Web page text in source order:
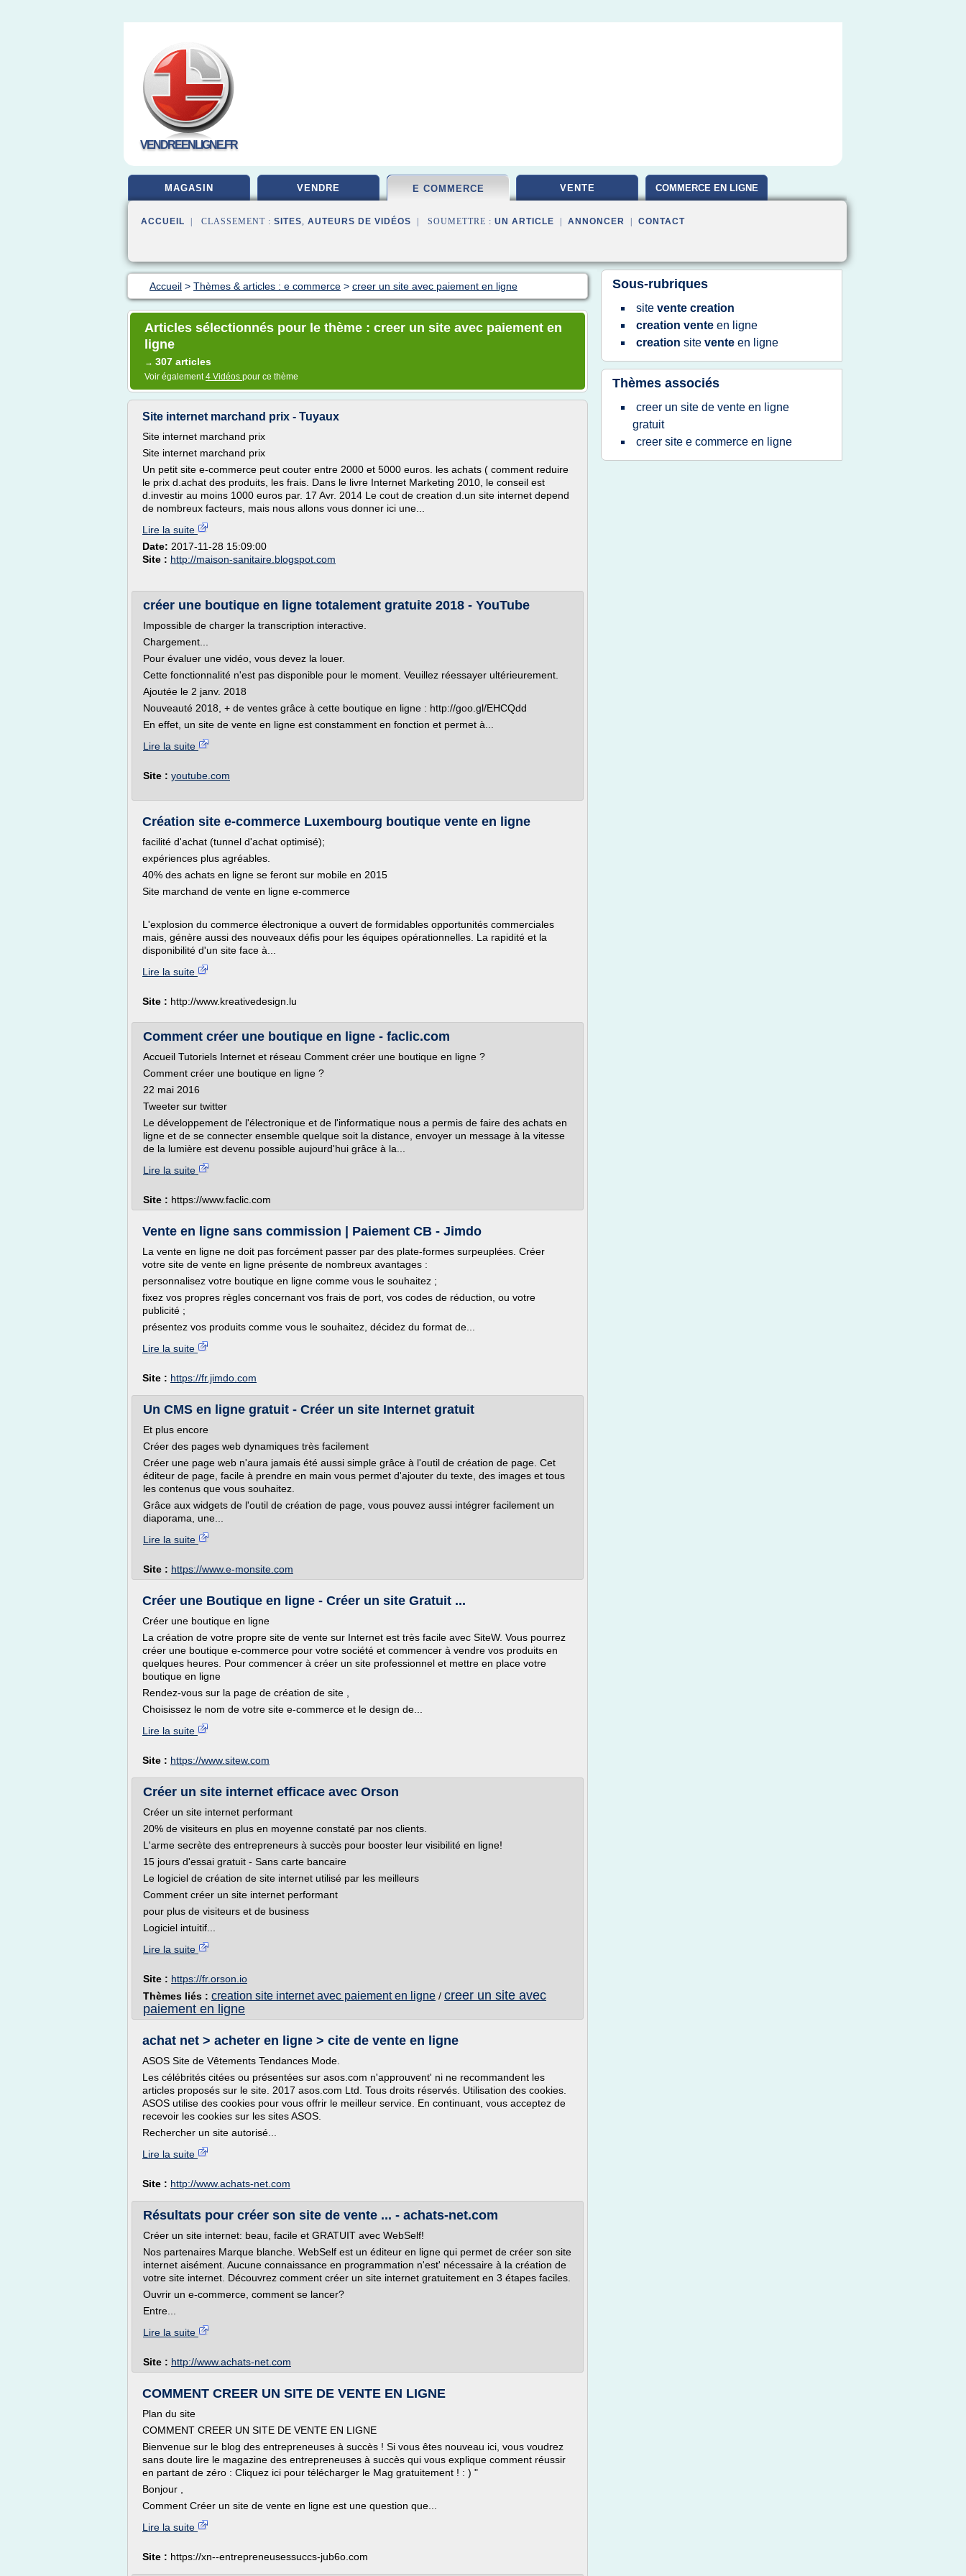
VENDREENLIGNE.FR
MAGASIN VENDRE E COMMERCE VENTE COMMERCE EN LIGNE
ACCUEIL | CLASSEMENT : SITES, AUTEURS DE VIDÉOS | SOUMETTRE : UN ARTICLE ANNONCER CONTACT
Accueil > Thèmes & articles : e commerce > creer un site avec paiement en ligne
Articles sélectionnés pour le thème : creer un site avec paiement en
ligne
→ 307 articles
Voir également4 Vidéos pour ce thème
Site internet marchand prix - Tuyaux
Site internet marchand prix
Site internet marchand prix
Un petit site e-commerce peut couter entre 2000 et 5000 euros. les achats ( comment reduire
le prix d.achat des produits, les frais. Dans le livre Internet Marketing 2010, le conseil est
d.investir au moins 1000 euros par. 17 Avr. 2014 Le cout de creation d.un site internet depend
de nombreux facteurs, mais nous allons vous donner ici une...
Lire la suite
Date: 2017-11-28 15:09:00
Site : http://maison-sanitaire.blogspot.com
créer une boutique en ligne totalement gratuite 2018 - YouTube
Impossible de charger la transcription interactive.
Chargement...
Pour évaluer une vidéo, vous devez la louer.
Cette fonctionnalité n'est pas disponible pour le moment. Veuillez réessayer ultérieurement.
Ajoutée le 2 janv. 2018
Nouveauté 2018, + de ventes grâce à cette boutique en ligne : http://goo.gl/EHCQdd
En effet, un site de vente en ligne est constamment en fonction et permet à...
Lire la suite
Site : youtube.com
Création site e-commerce Luxembourg boutique vente en ligne
facilité d'achat (tunnel d'achat optimisé);
expériences plus agréables.
40% des achats en ligne se feront sur mobile en 2015
Site marchand de vente en ligne e-commerce
L'explosion du commerce électronique a ouvert de formidables opportunités commerciales
mais, génère aussi des nouveaux défis pour les équipes opérationnelles. La rapidité et la
disponibilité d'un site face à...
Lire la suite
Site : http://www.kreativedesign.lu
Comment créer une boutique en ligne - faclic.com
Accueil Tutoriels Internet et réseau Comment créer une boutique en ligne ?
Comment créer une boutique en ligne ?
22 mai 2016
Tweeter sur twitter
Le développement de l'électronique et de l'informatique nous a permis de faire des achats en
ligne et de se connecter ensemble quelque soit la distance, envoyer un message à la vitesse
de la lumière est devenu possible aujourd'hui grâce à la...
Lire la suite
Site : https://www.faclic.com
Vente en ligne sans commission | Paiement CB - Jimdo
La vente en ligne ne doit pas forcément passer par des plate-formes surpeuplées. Créer
votre site de vente en ligne présente de nombreux avantages :
personnalisez votre boutique en ligne comme vous le souhaitez ;
fixez vos propres règles concernant vos frais de port, vos codes de réduction, ou votre
publicité ;
présentez vos produits comme vous le souhaitez, décidez du format de...
Lire la suite
Site : https://fr.jimdo.com
Un CMS en ligne gratuit - Créer un site Internet gratuit
Et plus encore
Créer des pages web dynamiques très facilement
Créer une page web n'aura jamais été aussi simple grâce à l'outil de création de page. Cet
éditeur de page, facile à prendre en main vous permet d'ajouter du texte, des images et tous
les contenus que vous souhaitez.
Grâce aux widgets de l'outil de création de page, vous pouvez aussi intégrer facilement un
diaporama, une...
Lire la suite
Site : https://www.e-monsite.com
Créer une Boutique en ligne - Créer un site Gratuit ...
Créer une boutique en ligne
La création de votre propre site de vente sur Internet est très facile avec SiteW. Vous pourrez
créer une boutique e-commerce pour votre société et commencer à vendre vos produits en
quelques heures. Pour commencer à créer un site professionnel et mettre en place votre
boutique en ligne
Rendez-vous sur la page de création de site ,
Choisissez le nom de votre site e-commerce et le design de...
Lire la suite
Site : https://www.sitew.com
Créer un site internet efficace avec Orson
Créer un site internet performant
20% de visiteurs en plus en moyenne constaté par nos clients.
L'arme secrète des entrepreneurs à succès pour booster leur visibilité en ligne!
15 jours d'essai gratuit - Sans carte bancaire
Le logiciel de création de site internet utilisé par les meilleurs
Comment créer un site internet performant
pour plus de visiteurs et de business
Logiciel intuitif...
Lire la suite
Site : https://fr.orson.io
Thèmes liés : creation site internet avec paiement en ligne / creer un site avec
paiement en ligne
achat net > acheter en ligne > cite de vente en ligne
ASOS Site de Vêtements Tendances Mode.
Les célébrités citées ou présentées sur asos.com n'approuvent' ni ne recommandent les
articles proposés sur le site. 2017 asos.com Ltd. Tous droits réservés. Utilisation des cookies.
ASOS utilise des cookies pour vous offrir le meilleur service. En continuant, vous acceptez de
recevoir les cookies sur les sites ASOS.
Rechercher un site autorisé...
Lire la suite
Site : http://www.achats-net.com
Résultats pour créer son site de vente ... - achats-net.com
Créer un site internet: beau, facile et GRATUIT avec WebSelf!
Nos partenaires Marque blanche. WebSelf est un éditeur en ligne qui permet de créer son site
internet aisément. Aucune connaissance en programmation n'est' nécessaire à la création de
votre site internet. Découvrez comment créer un site internet gratuitement en 3 étapes faciles.
Ouvrir un e-commerce, comment se lancer?
Entre...
Lire la suite
Site : http://www.achats-net.com
COMMENT CREER UN SITE DE VENTE EN LIGNE
Plan du site
COMMENT CREER UN SITE DE VENTE EN LIGNE
Bienvenue sur le blog des entrepreneuses à succès ! Si vous êtes nouveau ici, vous voudrez
sans doute lire le magazine des entrepreneuses à succès qui vous explique comment réussir
en partant de zéro : Cliquez ici pour télécharger le Mag gratuitement ! : ) "
Bonjour ,
Comment Créer un site de vente en ligne est une question que...
Lire la suite
Site : https://xn--entrepreneusessuccs-jub6o.com
Sous-rubriques
site vente creation
creation vente en ligne
creation site vente en ligne
Thèmes associés
creer un site de vente en ligne
gratuit
creer site e commerce en ligne